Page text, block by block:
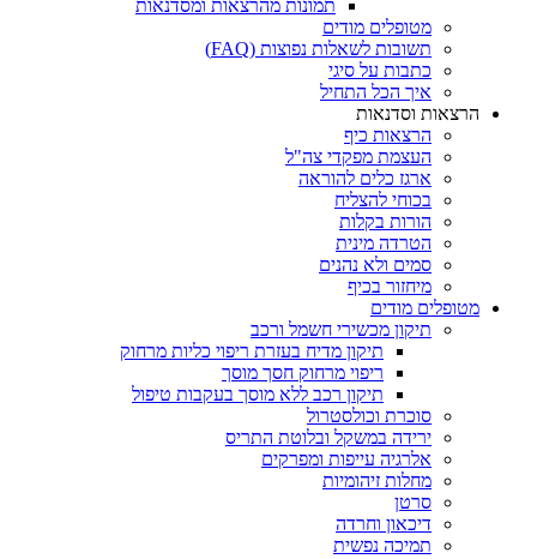
תמונות מהרצאות ומסדנאות
מטופלים מודים
תשובות לשאלות נפוצות (FAQ)
כתבות על סיגי
איך הכל התחיל
הרצאות וסדנאות
הרצאות כיף
העצמת מפקדי צה"ל
ארגז כלים להוראה
בכוחי להצליח
הורות בקלות
הטרדה מינית
סמים ולא נהנים
מיחזור בכיף
מטופלים מודים
תיקון מכשירי חשמל ורכב
תיקון מדיח בעזרת ריפוי כליות מרחוק
ריפוי מרחוק חסך מוסך
תיקון רכב ללא מוסך בעקבות טיפול
סוכרת וכולסטרול
ירידה במשקל ובלוטת התריס
אלרגיה עייפות ומפרקים
מחלות זיהומיות
סרטן
דיכאון וחרדה
תמיכה נפשית